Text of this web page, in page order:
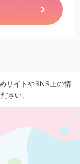
サイトやSNS上の情
さい。